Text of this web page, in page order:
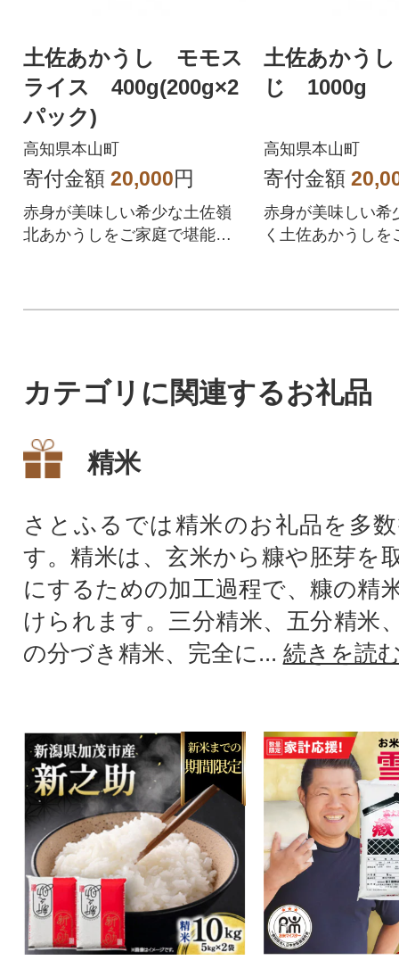
土佐あかうし モモス
ライス 400g(200g×2
パック)
高知県本山町
寄付金額 20,000円
赤身が美味しい希少な土佐嶺
北あかうしをご家庭で堪能下
土佐あかう
じ 1000g
高知県本山町
寄付金額
赤身が美味しい希
く土佐あかうしを
カテゴリに関連するお礼品
精米
さとふるでは精米のお礼品を多
す。精米は、玄米から糠や胚芽を
にするための加工過程で、糠の精
けられます。三分精米、五分精米
の分づき精米、完全に... 続きを読